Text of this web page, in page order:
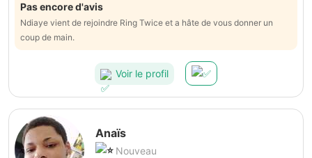
Pas encore d'avis
Ndiaye vient de rejoindre Ring Twice et a hâte de vous donner un
coup de main.
Voir le profil
Anaïs
Nouveau